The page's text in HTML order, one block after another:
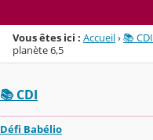
Vous êtes ici : Accueil›📚 CDI
planète 6,5
📚 CDI
Défi Babélio